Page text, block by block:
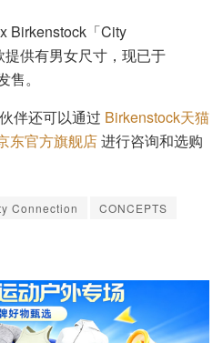
Birkenstock「City
供有男女尺寸，现已于
。
伴还可以通过 Birkenstock天猫
东官方旗舰店进行咨询和选购
Connection
CONCEPTS